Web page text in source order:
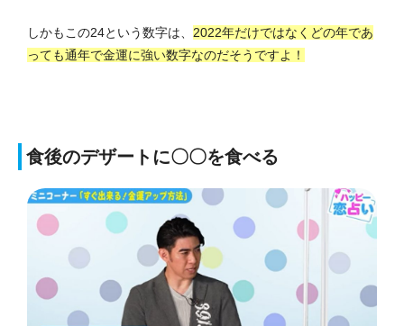
しかもこの24という数字は、 2022年だけではなくどの年であ
っても通年で金運に強い数字なのだそうですよ！
食後のデザートに〇〇を食べる